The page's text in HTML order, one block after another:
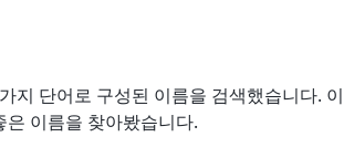
지 단어로 구성된 이름을 검색했습니다.
이름을 찾아봤습니다.